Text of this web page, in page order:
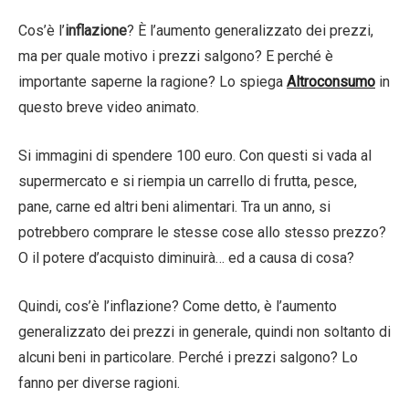
Cos’è l’inflazione? È l’aumento generalizzato dei prezzi,
ma per quale motivo i prezzi salgono? E perché è
importante saperne la ragione? Lo spiega Altroconsumo in
questo breve video animato.
Si immagini di spendere 100 euro. Con questi si vada al
supermercato e si riempia un carrello di frutta, pesce,
pane, carne ed altri beni alimentari. Tra un anno, si
potrebbero comprare le stesse cose allo stesso prezzo?
O il potere d’acquisto diminuirà… ed a causa di cosa?
Quindi, cos’è l’inflazione? Come detto, è l’aumento
generalizzato dei prezzi in generale, quindi non soltanto di
alcuni beni in particolare. Perché i prezzi salgono? Lo
fanno per diverse ragioni.